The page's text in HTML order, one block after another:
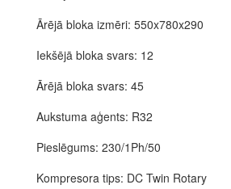
Ārējā bloka izmēri: 550x780x290
Iekšējā bloka svars: 12
Ārējā bloka svars: 45
Aukstuma aģents: R32
Pieslēgums: 230/1Ph/50
Kompresora tips: DC Twin Rotary